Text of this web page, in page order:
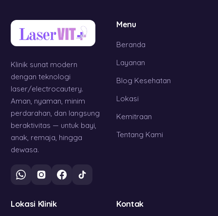
Klinik sunat modern
dengan teknologi
laser/electrocautery.
Aman, nyaman, minim
perdarahan, dan langsung
beraktivitas — untuk bayi,
anak, remaja, hingga
dewasa.
Menu
Beranda
Layanan
Blog Kesehatan
Lokasi
Kemitraan
Tentang Kami
Lokasi Klinik Kontak